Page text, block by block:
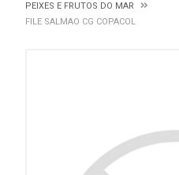
PEIXES E FRUTOS DO MAR
FILE SALMAO CG COPACOL